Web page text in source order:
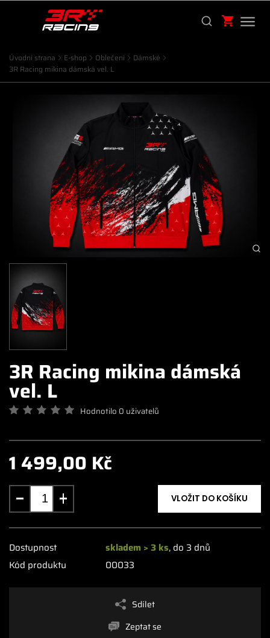
Úvodní strana E-shop Oblečení
Dámské
3R Racing mikina dámská vel. L
3R Racing mikina dámská
vel. L
Hodnotilo 0 uživatelů
1 499,00 Kč
VLOŽIT DO KOŠÍKU
Dostupnost skladem > 3 ks, do 3 dnů
Kód produktu
00033
Sdílet
Zeptat se